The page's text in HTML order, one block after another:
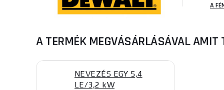
A
A TERMÉK MEGVÁSÁRLÁSÁVAL AMIT
NEVEZÉS EGY 5,4
LE/3,2 kW